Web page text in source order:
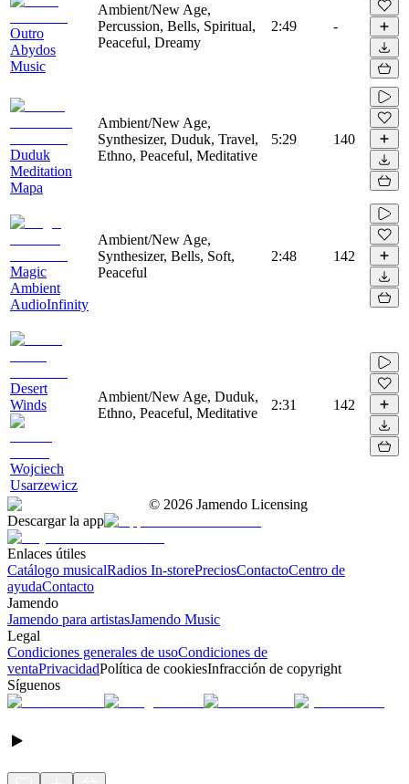
Outro
Abydos
Music
Ambient/New Age,
Percussion, Bells, Spiritual,
Peaceful, Dreamy
2:49 -
Duduk
Meditation
Mapa
Ambient/New Age,
Synthesizer, Duduk, Travel,
Ethno, Peaceful, Meditative
5:29 140
Magic
Ambient
AudioInfinity
Ambient/New Age,
Synthesizer, Bells, Soft,
Peaceful
2:48 142
Desert
Winds
Wojciech
Usarzewicz
Ambient/New Age, Duduk,
Ethno, Peaceful, Meditative
2:31 142
© 2026 Jamendo Licensing
Descargar la app
Enlaces útiles
Catálogo musicalRadios In-storePreciosContactoCentro de
ayudaContacto
Jamendo
Jamendo para artistasJamendo Music
Legal
Condiciones generales de usoCondiciones de
ventaPrivacidadPolítica de cookiesInfracción de copyright
Síguenos